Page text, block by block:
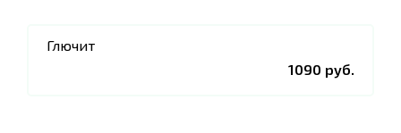
Глючит
1090 руб.